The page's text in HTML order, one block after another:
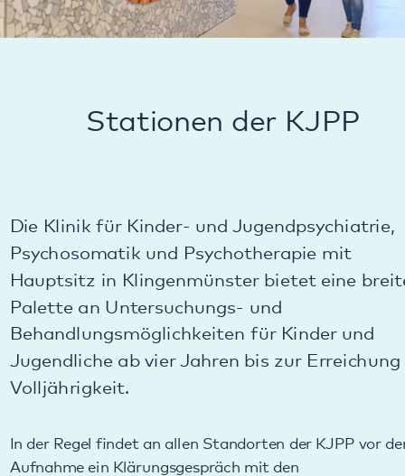
Hauptsitz in Klingenmünster bietet eine breite
Palette an Untersuchungs- und
Behandlungsmöglichkeiten für Kinder und
Jugendliche ab vier Jahren bis zur Erreichung der
Volljährigkeit.
Aufnahme ein Klärungsgespräch mit den
Hier wird je nach Bedarf empfohlen, wie es weitergehen